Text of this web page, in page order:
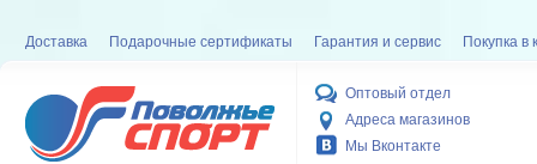
Доставка Подарочные сертификаты Гарантия и сервис Покупка в
Оптовый отдел
Адреса магазинов
Мы Вконтакте